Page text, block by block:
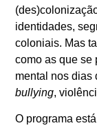
identidades,
coloniais. Mas
como as que se
mental nos dias
bullying,
O programa